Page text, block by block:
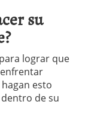
su
lograr que
esto
de su